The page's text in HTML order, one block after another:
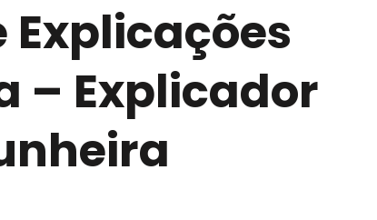
Explicações
– Explicador